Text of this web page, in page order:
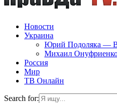
Новости
Украина
Юрий Подоляка —
Михаил
Россия
Мир
ТВ Онлайн
Search for: